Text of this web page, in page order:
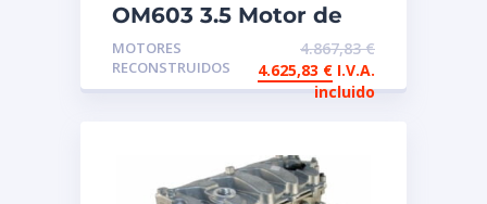
OM603 3.5 Motor de
intercambio
reconstruido
Mercedes
MOTORES
RECONSTRUIDOS
4.867,83€
4.625,83 € I.V.A.
incluido